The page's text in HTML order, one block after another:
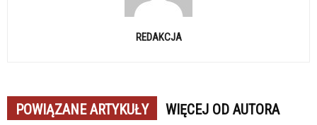
REDAKCJA
POWIĄZANE ARTYKUŁY WIĘCEJ OD AUTORA